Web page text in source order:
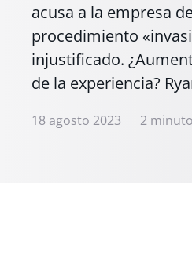
acusa a la empresa
procedimiento
injustificado.
de la experiencia?
18 agosto 2023 2